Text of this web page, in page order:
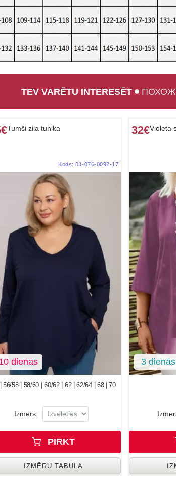
TEV VARĒTU INTERESĒT
Tumši zila tunika
Kods: 01-076-0092-17
dienās
56/58 | 58/60 | 60/62 | 62 | 62/64 | 68 | 70
Izmērs:
PIRKT
IZMĒRU TABULA
32€Violeta
3 dienās